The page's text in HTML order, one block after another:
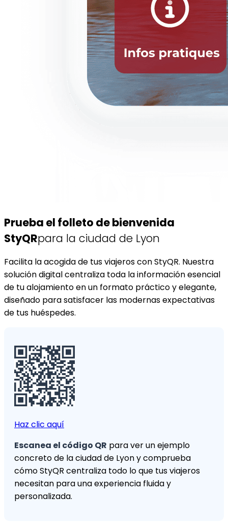
Prueba el folleto de bienvenida
StyQRpara la ciudad de Lyon
Facilita la acogida de tus viajeros con StyQR. Nuestra
solución digital centraliza toda la información esencial
de tu alojamiento en un formato práctico y elegante,
diseñado para satisfacer las modernas expectativas
de tus huéspedes.
Haz clic aquí
Escanea el código QR para ver un ejemplo
concreto de la ciudad de Lyon y comprueba
cómo StyQR centraliza todo lo que tus viajeros
necesitan para una experiencia fluida y
personalizada.